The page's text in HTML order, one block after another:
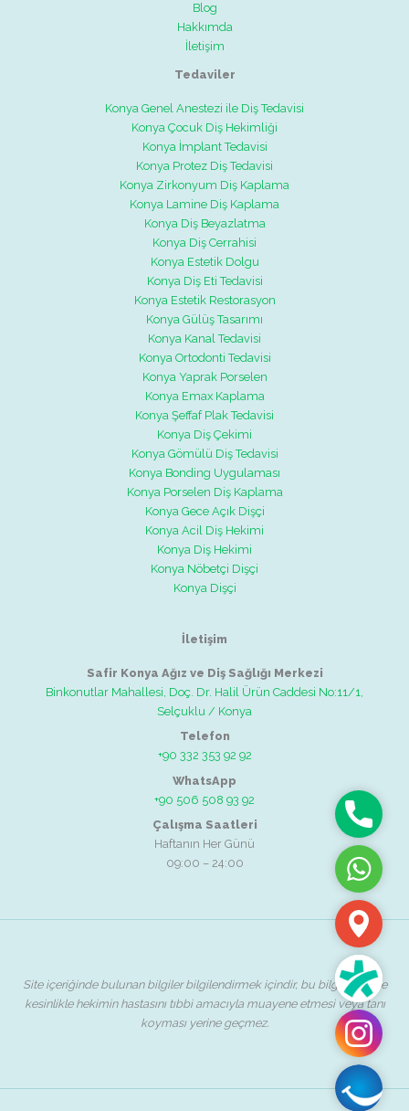
Blog
Hakkımda
İletişim
Tedaviler
Konya Genel Anestezi ile Diş Tedavisi
Konya Çocuk Diş Hekimliği
Konya İmplant Tedavisi
Konya Protez Diş Tedavisi
Konya Zirkonyum Diş Kaplama
Konya Lamine Diş Kaplama
Konya Diş Beyazlatma
Konya Diş Cerrahisi
Konya Estetik Dolgu
Konya Diş Eti Tedavisi
Konya Estetik Restorasyon
Konya Gülüş Tasarımı
Konya Kanal Tedavisi
Konya Ortodonti Tedavisi
Konya Yaprak Porselen
Konya Emax Kaplama
Konya Şeffaf Plak Tedavisi
Konya Diş Çekimi
Konya Gömülü Diş Tedavisi
Konya Bonding Uygulaması
Konya Porselen Diş Kaplama
Konya Gece Açık Dişçi
Konya Acil Diş Hekimi
Konya Diş Hekimi
Konya Nöbetçi Dişçi
Konya Dişçi
İletişim
Safir Konya Ağız ve Diş Sağlığı Merkezi
Binkonutlar Mahallesi, Doç. Dr. Halil Ürün Caddesi No:11/1,
Selçuklu / Konya
Telefon
+90 332 353 92 92
WhatsApp
+90 506 508 93 92
Çalışma Saatleri
Haftanın Her Günü
09:00 – 24:00
Site içeriğinde bulunan bilgiler bilgilendirmek içindir, bu bilgilendirme
kesinlikle hekimin hastasını tıbbi amacıyla muayene etmesi veya tanı
koyması yerine geçmez.
Telefon
Adres
Randevu
Safir
Ağız